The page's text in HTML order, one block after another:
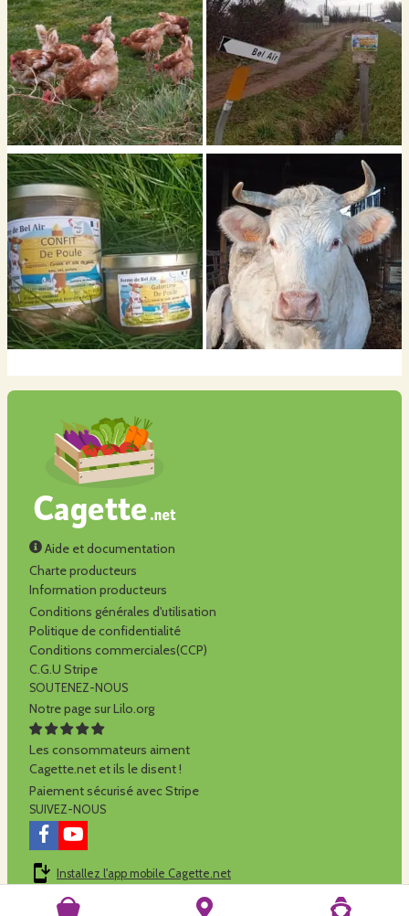
Aide et documentation
Charte producteurs
Information producteurs
Conditions générales d'utilisation
Politique de confidentialité
Conditions commerciales(CCP)
C.G.U Stripe
SOUTENEZ-NOUS
Notre page sur Lilo.org
Les consommateurs aiment
Cagette.net et ils le disent !
Paiement sécurisé avec Stripe
SUIVEZ-NOUS
Installez l'app mobile Cagette.net
Cagette.net est réalisé par la SCOP Alilo